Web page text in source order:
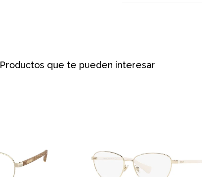
Productos que te pueden interesar